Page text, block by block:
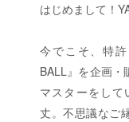
はじめまして！
今でこそ、特
BALL』を企画・
マスターをし
丈。不思議なご